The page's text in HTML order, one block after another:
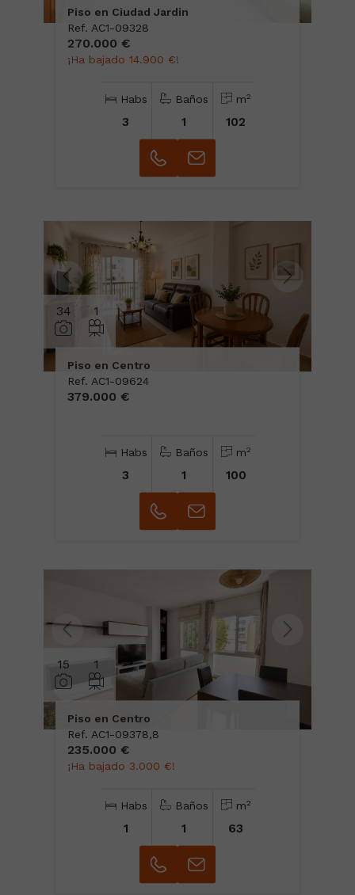
Piso en Ciudad Jardin
Ref. AC1-09328
270.000 €
¡Ha bajado 14.900 €!
Habs
3
Baños
1
m2
102
34 1
Piso en Centro
Ref. AC1-09624
379.000 €
Habs
3
Baños
1
m2
100
15 1
Piso en Centro
Ref. AC1-09378,8
235.000 €
¡Ha bajado 3.000 €!
Habs
1
Baños
1
m2
63